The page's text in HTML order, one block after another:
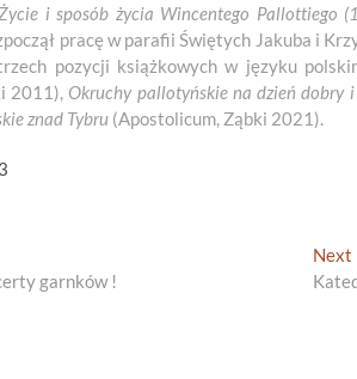
Życie i sposób życia Wincentego Pallottiego
pracę w parafii Świętych Jakuba i
pozycji książkowych w języku
2011), Okruchy pallotyńskie na dzień dobry
znad Tybru (Apostolicum, Ząbki 2021).
garnków !
Next